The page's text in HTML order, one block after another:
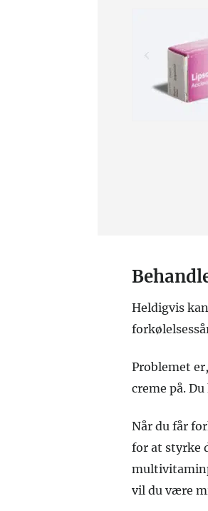
Heldigvis
Problemet
creme på.
Når du får
for at styrke
vil du være